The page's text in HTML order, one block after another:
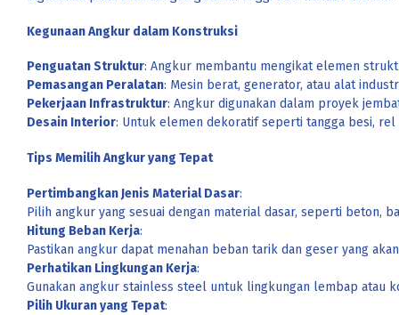
Kegunaan Angkur dalam Konstruksi
Penguatan Struktur: Angkur membantu mengikat elemen
Pemasangan Peralatan: Mesin berat, generator, atau alat
Pekerjaan Infrastruktur: Angkur digunakan dalam proyek
Desain Interior: Untuk elemen dekoratif seperti tangga besi,
Tips Memilih Angkur yang Tepat
Pertimbangkan Jenis Material Dasar:
Pilih angkur yang sesuai dengan material dasar, seperti beton,
Hitung Beban Kerja:
Pastikan angkur dapat menahan beban tarik dan geser yang
Perhatikan Lingkungan Kerja:
Gunakan angkur stainless steel untuk lingkungan lembap atau
Pilih Ukuran yang Tepat: